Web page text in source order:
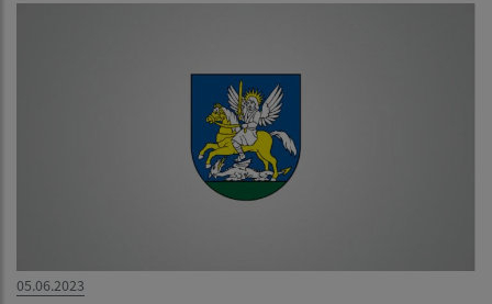
05.06.2023